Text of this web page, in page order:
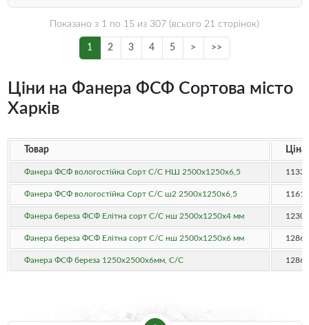
Показано з 1 по 15 из 307 (всього 21 сторінок)
1 2 3 4 5 > >>
Ціни на Фанера ФСФ Сортова місто
Харків
Товар Ціна
Фанера ФСФ вологостійка Сорт С/С НШ 2500х1250х6,5
Фанера ФСФ вологостійка Сорт С/С ш2 2500х1250х6,5
Фанера береза ФСФ Елітна сорт С/С нш 2500x1250x4 мм
Фанера береза ФСФ Елітна сорт С/С нш 2500x1250x6 мм
Фанера ФСФ береза 1250х2500х6мм, C/C